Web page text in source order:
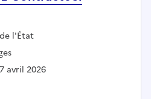
l'État
avril 2026